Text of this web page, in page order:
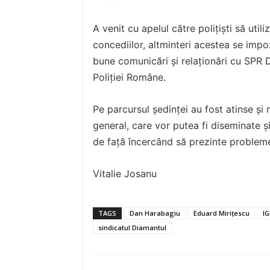
A venit cu apelul către polițiști să
concediilor, altminteri acestea se
bune comunicări și relaționări cu
Poliției Române.
Pe parcursul ședinței au fost atinse
general, care vor putea fi diseminate
de față încercând să prezinte
Vitalie Josanu
TAGS Dan Harabagiu Eduard Mirițescu
sindicatul Diamantul